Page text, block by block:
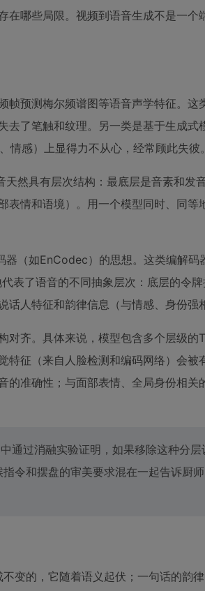
哪些局限。视频到语音生成不是一个
预测梅尔频谱图等语音声学特征。这
去了笔触和纹理。另一类是基于生成式
感）上显得力不从心，经常顾此失彼。
然具有层次结构：最底层是音素和发
表情和语境）。用一个模型同时、同等
（如EnCodec）的思想。这类编解码
表了语音的不同抽象层次：底层的令
人特征和韵律信息（与情感、身份强
对齐。具体来说，模型包含多个层级
特征（来自人脸检测和编码网络）会被
准确性；与面部表情、全局身份相关
通过消融实验证明，如果移除这种分层
令和摆盘的审美要求混在一起告诉厨
变的，它随着语义起伏；一句话的韵律